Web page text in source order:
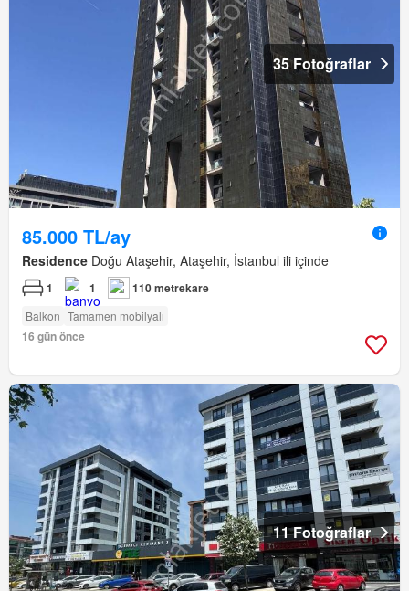
35 Fotoğraflar
85.000 TL/ay
Residence Doğu Ataşehir, Ataşehir, İstanbul ili içinde
1 1 110 metrekare
Balkon Tamamen mobilyalı
16 gün önce
11 Fotoğraflar